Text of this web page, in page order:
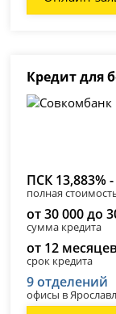
Кредит для
ПСК 13,883%
полная
от 30 000 до
сумма кредита
от 12
срок кредита
9 отделений
офисы в